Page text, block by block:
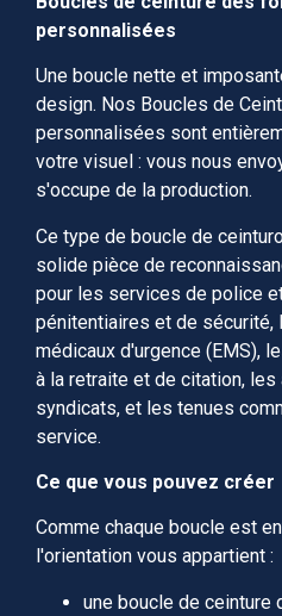
personnalisées
Une boucle nette et
design. Nos Boucles de
personnalisées sont
votre visuel : vous nous
s'occupe de la production.
Ce type de boucle de
solide pièce de
pour les services de police
pénitentiaires et de
médicaux d'urgence (EMS),
à la retraite et de citation,
syndicats, et les tenues
service.
Ce que vous pouvez créer
Comme chaque boucle est
l'orientation vous appartient :
une boucle de ceinture